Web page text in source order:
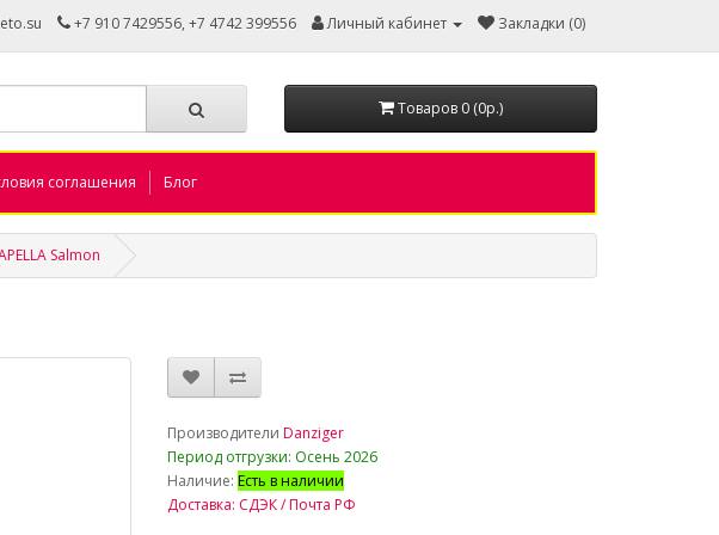
+7 910 7429556, +7 4742 399556 Личный кабинет Закладки (0)
Товаров 0 (0р.)
соглашения Блог
Salmon
Производители Danziger
Период отгрузки: Осень 2026
Наличие: Есть в наличии
Доставка: СДЭК / Почта РФ